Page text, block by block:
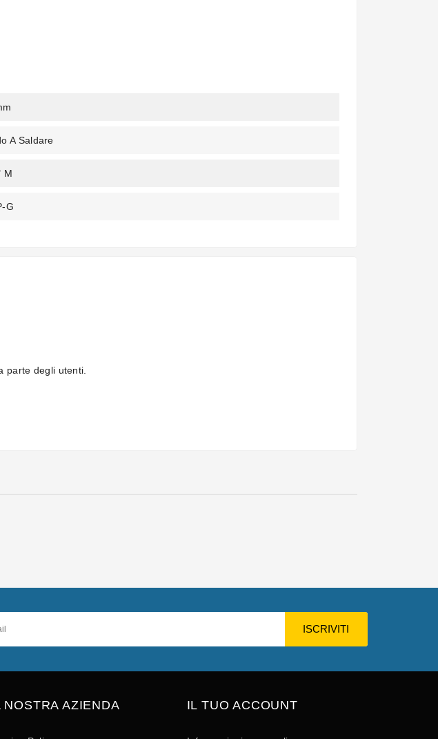
A Saldare
M
G
parte degli utenti.
NOSTRA AZIENDA IL TUO ACCOUNT